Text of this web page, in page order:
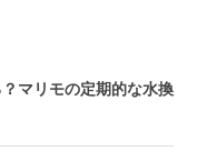
マリモの定期的な水換